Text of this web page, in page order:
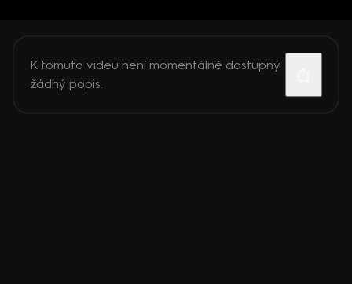
K tomuto videu není momentálně dostupný
žádný popis.